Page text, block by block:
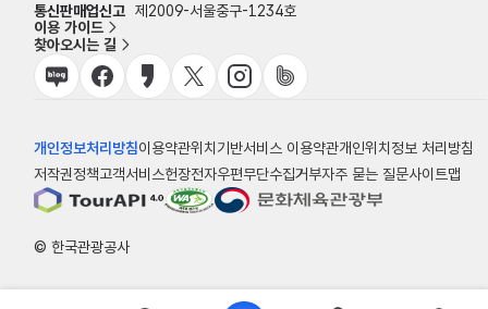
통신판매업신고 제2009-서울중구-1234호
이용 가이드
찾아오시는 길
개인정보처리방침이용약관위치기반서비스 이용약관개인위치정보 처리방침
저작권정책고객서비스헌장전자우편무단수집거부자주 묻는 질문사이트맵
© 한국관광공사